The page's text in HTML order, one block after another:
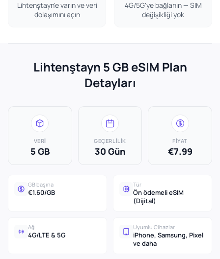
Lihtenştayn'e varın ve veri
dolaşımını açın
4G/5G'ye bağlanın — SIM
değişikliği yok
Lihtenştayn 5 GB eSIM Plan
Detayları
VERI
5 GB
GEÇERLILIK
30 Gün
FIYAT
€7.99
GB başına
€1.60/GB
Tür
Ön ödemeli eSIM
(Dijital)
Ağ
4G/LTE & 5G
Uyumlu Cihazlar
iPhone, Samsung, Pixel
ve daha